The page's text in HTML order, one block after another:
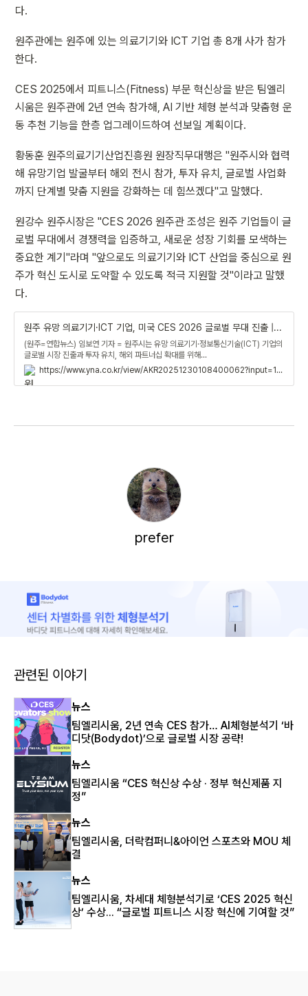
다.
원주관에는 원주에 있는 의료기기와 ICT 기업 총 8개 사가 참가
한다.
CES 2025에서 피트니스(Fitness) 부문 혁신상을 받은 팀엘리
시움은 원주관에 2년 연속 참가해, AI 기반 체형 분석과 맞춤형 운
동 추천 기능을 한층 업그레이드하여 선보일 계획이다.
황동훈 원주의료기기산업진흥원 원장직무대행은 "원주시와 협력
해 유망기업 발굴부터 해외 전시 참가, 투자 유치, 글로벌 사업화
까지 단계별 맞춤 지원을 강화하는 데 힘쓰겠다"고 말했다.
원강수 원주시장은 "CES 2026 원주관 조성은 원주 기업들이 글
로벌 무대에서 경쟁력을 입증하고, 새로운 성장 기회를 모색하는
중요한 계기"라며 "앞으로도 의료기기와 ICT 산업을 중심으로 원
주가 혁신 도시로 도약할 수 있도록 적극 지원할 것"이라고 말했
다.
원주 유망 의료기기·ICT 기업, 미국 CES 2026 글로벌 무대 진출 | 연합뉴스
(원주=연합뉴스) 임보연 기자 = 원주시는 유망 의료기기·정보통신기술(ICT) 기업의
글로벌 시장 진출과 투자 유치, 해외 파트너십 확대를 위해...
https://www.yna.co.kr/view/AKR20251230108400062?input=1195m
prefer
관련된 이야기
뉴스
팀엘리시움, 2년 연속 CES 참가… AI체형분석기 ‘바
디닷(Bodydot)’으로 글로벌 시장 공략!
뉴스
팀엘리시움 “CES 혁신상 수상 · 정부 혁신제품 지
정”
뉴스
팀엘리시움, 더락컴퍼니&아이언 스포츠와 MOU 체
결
뉴스
팀엘리시움, 차세대 체형분석기로 ‘CES 2025 혁신
상’ 수상... “글로벌 피트니스 시장 혁신에 기여할 것”